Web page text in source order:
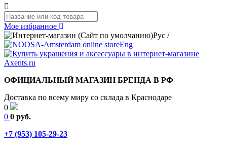
Мое избранное
Рус /
Eng
ОФИЦИАЛЬНЫЙ МАГАЗИН БРЕНДА В РФ
Доставка по всему миру со склада в Краснодаре
0
0 0 руб.
+7 (953) 105-29-23